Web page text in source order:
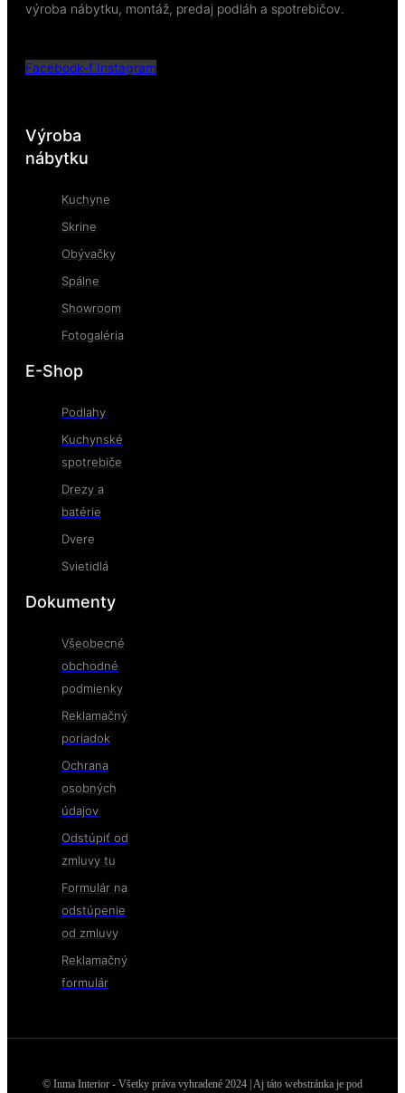
výroba nábytku, montáž, predaj podláh a spotrebičov.
Facebook-f Instagram
Výroba
nábytku
Kuchyne
Skrine
Obývačky
Spálne
Showroom
Fotogaléria
E-Shop
Podlahy
Kuchynské
spotrebiče
Drezy a
batérie
Dvere
Svietidlá
Dokumenty
Všeobecné
obchodné
podmienky
Reklamačný
poriadok
Ochrana
osobných
údajov
Odstúpiť od
zmluvy tu
Formulár na
odstúpenie
od zmluvy
Reklamačný
formulár
© Inma Interior - Všetky práva vyhradené 2024 | Aj táto webstránka je pod